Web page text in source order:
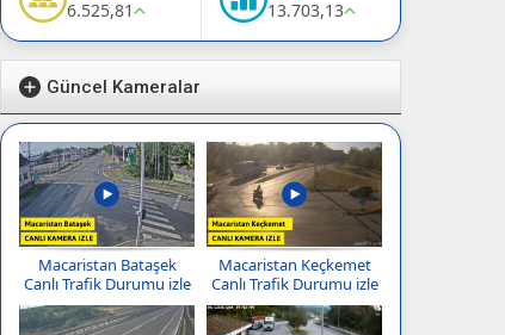
6.525,81
13.703,13
Güncel Kameralar
Macaristan Bataşek
Canlı Trafik Durumu izle
Macaristan Keçkemet
Canlı Trafik Durumu izle